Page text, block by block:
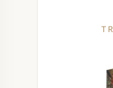
CABERNET